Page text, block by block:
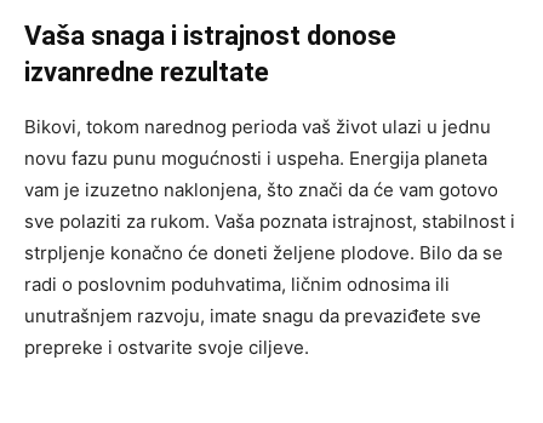
Vaša snaga i istrajnost donose
izvanredne rezultate
Bikovi, tokom narednog perioda vaš život ulazi u jednu
novu fazu punu mogućnosti i uspeha. Energija planeta
vam je izuzetno naklonjena, što znači da će vam gotovo
sve polaziti za rukom. Vaša poznata istrajnost, stabilnost i
strpljenje konačno će doneti željene plodove. Bilo da se
radi o poslovnim poduhvatima, ličnim odnosima ili
unutrašnjem razvoju, imate snagu da prevaziđete sve
prepreke i ostvarite svoje ciljeve.